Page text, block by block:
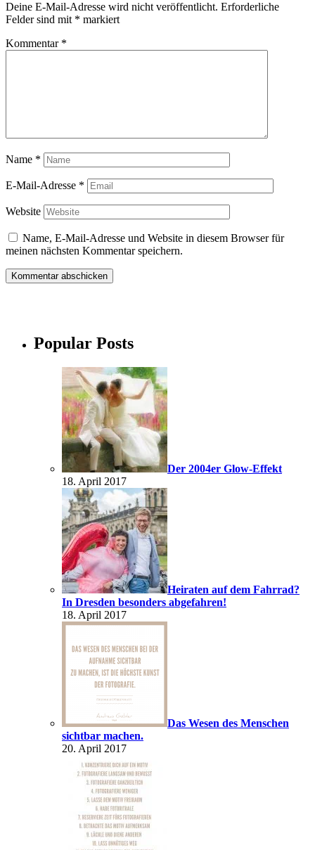
Deine E-Mail-Adresse wird nicht veröffentlicht. Erforderliche
Felder sind mit * markiert
Kommentar *
Name *
E-Mail-Adresse *
Website
Name, E-Mail-Adresse und Website in diesem Browser für
meinen nächsten Kommentar speichern.
Popular Posts
Der 2004er Glow-Effekt
18. April 2017
Heiraten auf dem Fahrrad?
In Dresden besonders abgefahren!
18. April 2017
Das Wesen des Menschen
sichtbar machen.
20. April 2017